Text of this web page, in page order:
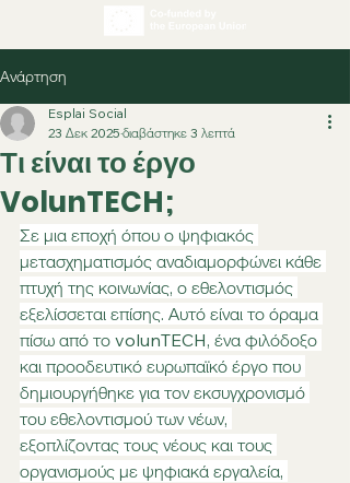
Ανάρτηση
Τι είναι το έργο
VolunTECH;
Esplai Social
23 Δεκ 2025 διαβάστηκε 3 λεπτά
Σε μια εποχή όπου ο ψηφιακός
μετασχηματισμός αναδιαμορφώνει κάθε
πτυχή της κοινωνίας, ο εθελοντισμός
εξελίσσεται επίσης. Αυτό είναι το όραμα
πίσω από το volunTECH, ένα φιλόδοξο
και προοδευτικό ευρωπαϊκό έργο που
δημιουργήθηκε για τον εκσυγχρονισμό
του εθελοντισμού των νέων,
εξοπλίζοντας τους νέους και τους
οργανισμούς με ψηφιακά εργαλεία,